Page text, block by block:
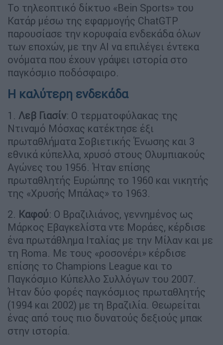
Το τηλεοπτικό δίκτυο «Bein Sports» του
Κατάρ μέσω της εφαρμογής ChatGTP
παρουσίασε την κορυφαία ενδεκάδα όλων
των εποχών, με την AI να επιλέγει έντεκα
ονόματα που έχουν γράψει ιστορία στο
παγκόσμιο ποδόσφαιρο.
Η καλύτερη ενδεκάδα
1. Λεβ Γιασίν: Ο τερματοφύλακας της
Ντιναμό Μόσχας κατέκτησε έξι
πρωταθλήματα Σοβιετικής Ένωσης και 3
εθνικά κύπελλα, χρυσό στους Ολυμπιακούς
Αγώνες του 1956. Ήταν επίσης
πρωταθλητής Ευρώπης το 1960 και νικητής
της «Χρυσής Μπάλας» το 1963.
2. Καφού: Ο Βραζιλιάνος, γεννημένος ως
Μάρκος Εβαγκελίστα ντε Μοράες, κέρδισε
ένα πρωτάθλημα Ιταλίας με την Μίλαν και με
τη Roma. Με τους «ροσονέρι» κέρδισε
επίσης το Champions League και το
Παγκόσμιο Κύπελλο Συλλόγων του 2007.
Ήταν δύο φορές παγκόσμιος πρωταθλητής
(1994 και 2002) με τη Βραζιλία. Θεωρείται
ένας από τους πιο δυνατούς δεξιούς μπακ
στην ιστορία.